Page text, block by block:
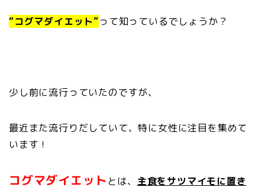
“コグマダイエット”って知っているでしょうか？
少し前に流行っていたのですが、
最近また流行りだしていて、特に女性に注目を集めて
います！
コグマダイエットとは、 主食をサツマイモに置き